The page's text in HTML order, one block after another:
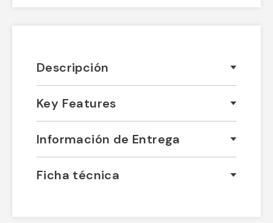
Descripción
Key Features
Información de Entrega
Ficha técnica